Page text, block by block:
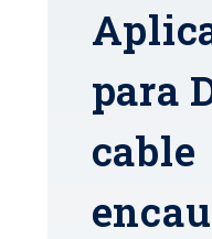
para
cable